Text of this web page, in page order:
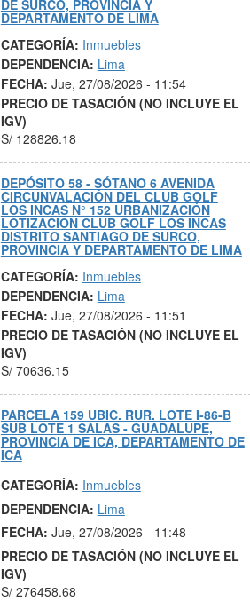
DE SURCO, PROVINCIA Y
DEPARTAMENTO DE LIMA
CATEGORÍA: Inmuebles
DEPENDENCIA: Lima
FECHA: Jue, 27/08/2026 - 11:54
PRECIO DE TASACIÓN (NO INCLUYE EL
IGV)
S/ 128826.18
DEPÓSITO 58 - SÓTANO 6 AVENIDA
CIRCUNVALACIÓN DEL CLUB GOLF
LOS INCAS N° 152 URBANIZACIÓN
LOTIZACIÓN CLUB GOLF LOS INCAS
DISTRITO SANTIAGO DE SURCO,
PROVINCIA Y DEPARTAMENTO DE LIMA
CATEGORÍA: Inmuebles
DEPENDENCIA: Lima
FECHA: Jue, 27/08/2026 - 11:51
PRECIO DE TASACIÓN (NO INCLUYE EL
IGV)
S/ 70636.15
PARCELA 159 UBIC. RUR. LOTE I-86-B
SUB LOTE 1 SALAS - GUADALUPE,
PROVINCIA DE ICA, DEPARTAMENTO DE
ICA
CATEGORÍA: Inmuebles
DEPENDENCIA: Lima
FECHA: Jue, 27/08/2026 - 11:48
PRECIO DE TASACIÓN (NO INCLUYE EL
IGV)
S/ 276458.68